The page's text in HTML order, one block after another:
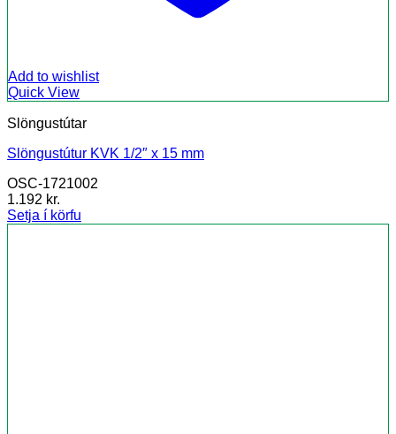
Add to wishlist
Quick View
Slöngustútar
Slöngustútur KVK 1/2″ x 15 mm
OSC-1721002
1.192 kr.
Setja í körfu